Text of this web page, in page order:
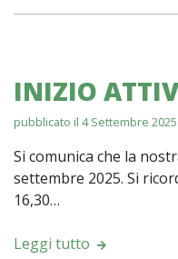
INIZIO
pubblicato il 4 Settembre
Si comunica che la
settembre 2025. Si
16,30…
Leggi tutto